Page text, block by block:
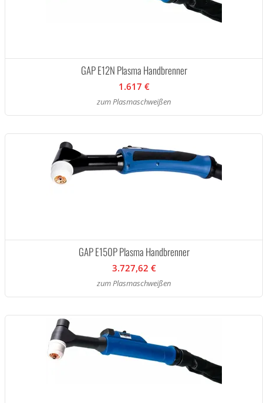
GAP E12N Plasma Handbrenner
1.617 €
zum Plasmaschweißen
GAP E150P Plasma Handbrenner
3.727,62 €
zum Plasmaschweißen